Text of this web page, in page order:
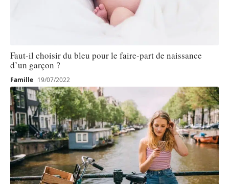
Faut-il choisir du bleu pour le faire-part de naissance
d’un garçon ?
Famille 19/07/2022